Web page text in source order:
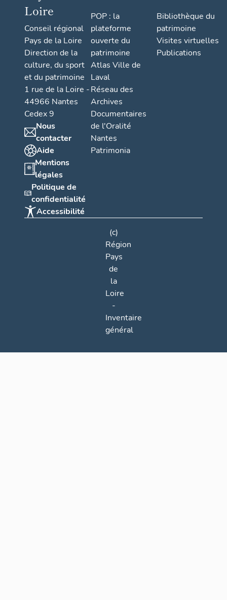
Loire
Conseil régional
Pays de la Loire
Direction de la
culture, du sport
et du patrimoine
1 rue de la Loire -
44966 Nantes
Cedex 9
Nous
contacter
Aide
Mentions
légales
Politique de
confidentialité
Accessibilité
POP : la
plateforme
ouverte du
patrimoine
Atlas Ville de
Laval
Réseau des
Archives
Documentaires
de l'Oralité
Nantes
Patrimonia
Bibliothèque du
patrimoine
Visites virtuelles
Publications
(c)
Région
Pays
de
la
Loire
-
Inventaire
général